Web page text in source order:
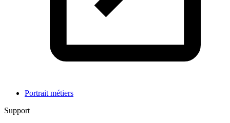
Portrait métiers
Support